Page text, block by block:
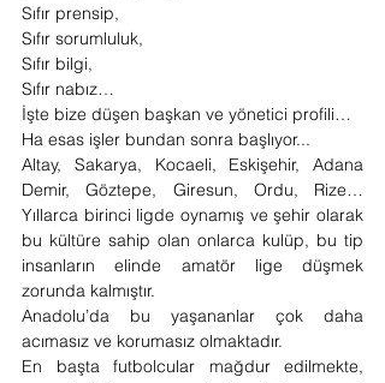
Sıfır prensip,
Sıfır sorumluluk,
Sıfır bilgi,
Sıfır nabız…
İşte bize düşen başkan ve yönetici profili…
Ha esas işler bundan sonra başlıyor...
Altay, Sakarya, Kocaeli, Eskişehir, Adana
Demir, Göztepe, Giresun, Ordu, Rize…
Yıllarca birinci ligde oynamış ve şehir olarak
bu kültüre sahip olan onlarca kulüp, bu tip
insanların elinde amatör lige düşmek
zorunda kalmıştır.
Anadolu’da bu yaşananlar çok daha
acımasız ve korumasız olmaktadır.
En başta futbolcular mağdur edilmekte,